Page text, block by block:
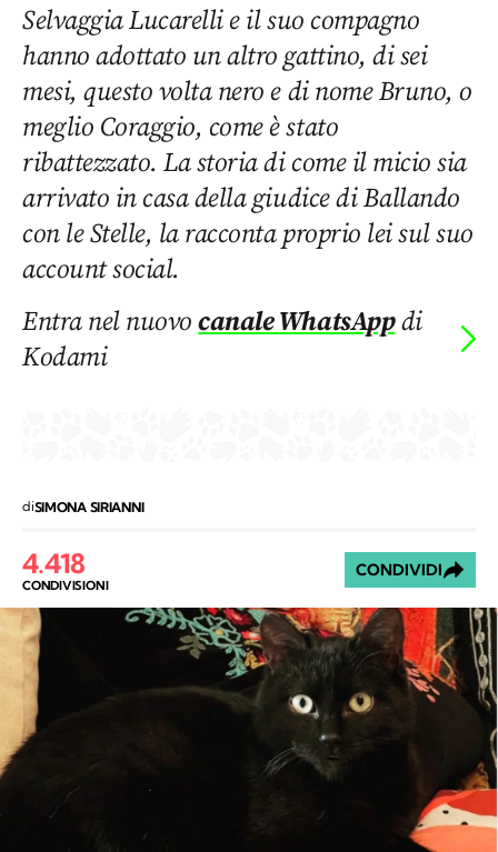
Selvaggia Lucarelli e il suo compagno
hanno adottato un altro gattino, di sei
mesi, questo volta nero e di nome Bruno, o
meglio Coraggio, come è stato
ribattezzato. La storia di come il micio sia
arrivato in casa della giudice di Ballando
con le Stelle, la racconta proprio lei sul suo
account social.
Entra nel nuovocanale WhatsAppdi
Kodami
diSIMONA SIRIANNI
4.418
CONDIVISIONI
CONDIVIDI